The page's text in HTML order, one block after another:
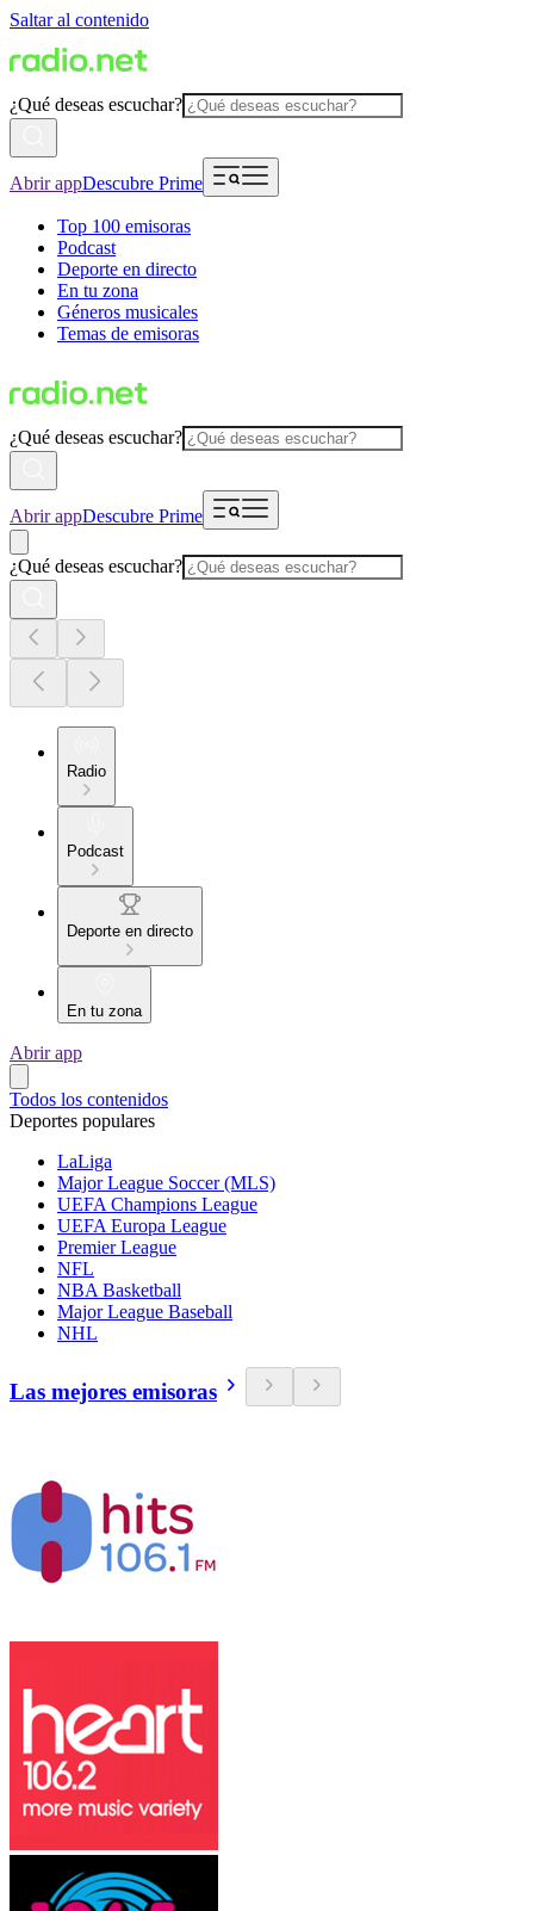
Saltar al contenido
¿Qué deseas escuchar?
Abrir appDescubre Prime
Top 100 emisoras
Podcast
Deporte en directo
En tu zona
Géneros musicales
Temas de emisoras
¿Qué deseas escuchar?
Abrir appDescubre Prime
¿Qué deseas escuchar?
Radio
Podcast
Deporte en directo
En tu zona
Abrir app
Todos los contenidos
Deportes populares
LaLiga
Major League Soccer (MLS)
UEFA Champions League
UEFA Europa League
Premier League
NFL
NBA Basketball
Major League Baseball
NHL
Las mejores emisoras